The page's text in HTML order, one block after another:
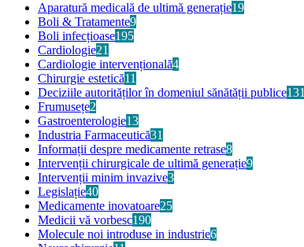
Aparatură medicală de ultimă generație19
Boli & Tratamente9
Boli infecțioase195
Cardiologie21
Cardiologie intervențională4
Chirurgie estetică11
Deciziile autorităților în domeniul sănătății publice131
Frumusețe2
Gastroenterologie13
Industria Farmaceutică31
Informații despre medicamente retrase8
Intervenții chirurgicale de ultimă generație9
Intervenții minim invazive3
Legislație40
Medicamente inovatoare25
Medicii vă vorbesc190
Molecule noi introduse in industrie6